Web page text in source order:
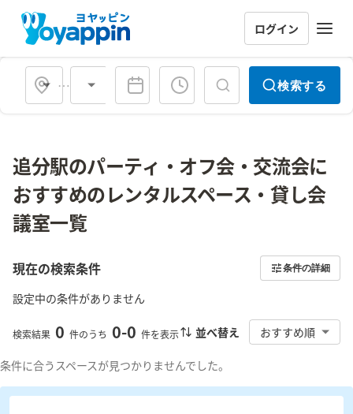
ログイン
会場タイプ 検索する
追分駅のパーティ・オフ会・交流会に
おすすめのレンタルスペース・貸し会
議室一覧
現在の検索条件 条件の詳細
設定中の条件がありません
検索結果 0 件のうち 0-0 件を表示 並べ替え おすすめ順
条件に合うスペースが見つかりませんでした。